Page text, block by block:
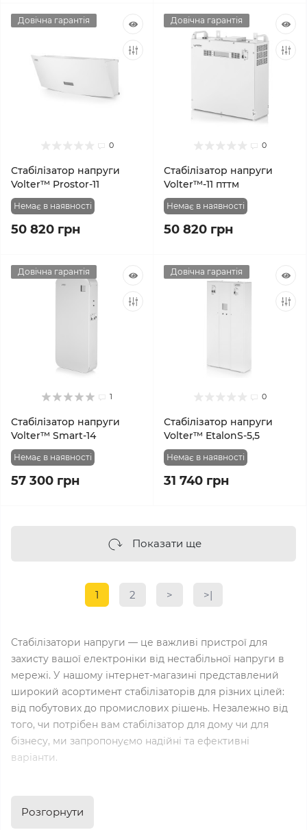
Довічна гарантія
0
Стабілізатор напруги
Volter™ Prostor-11
Немає в наявності
50 820 грн
Довічна гарантія
0
Стабілізатор напруги
Volter™-11 пттм
Немає в наявності
50 820 грн
Довічна гарантія
1
Стабілізатор напруги
Volter™ Smart-14
Немає в наявності
57 300 грн
Довічна гарантія
0
Стабілізатор напруги
Volter™ EtalonS-5,5
Немає в наявності
31 740 грн
Показати ще
1 2 > >|
Стабілізатори напруги — це важливі пристрої для
захисту вашої електроніки від нестабільної напруги в
мережі. У нашому інтернет-магазині представлений
широкий асортимент стабілізаторів для різних цілей:
від побутових до промислових рішень. Незалежно від
того, чи потрібен вам стабілізатор для дому чи для
бізнесу, ми запропонуємо надійні та ефективні
варіанти.
пошкодженню техніки від стрибків і перепадів
Розгорнути